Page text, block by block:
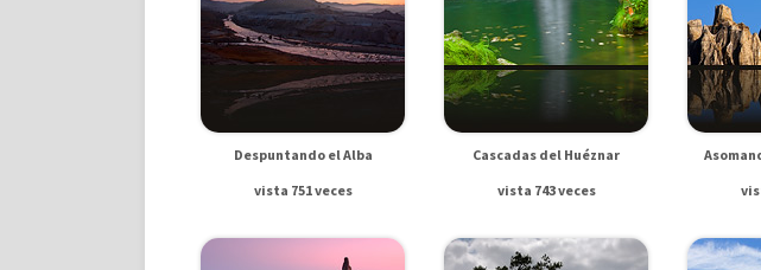
Despuntando el Alba
vista 751 veces
Cascadas del Huéznar
vista 743 veces